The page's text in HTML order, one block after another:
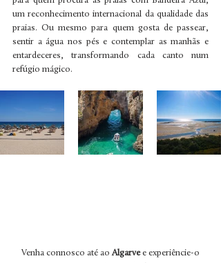
um reconhecimento internacional da qualidade das
praias. Ou mesmo para quem gosta de passear,
sentir a água nos pés e contemplar as manhãs e
entardeceres, transformando cada canto num
refúgio mágico.
Venha connosco até ao Algarve e experiêncie-o